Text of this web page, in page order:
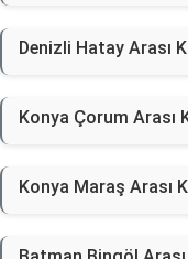
Denizli Hatay Arası
Konya Çorum Arası
Konya Maraş Arası